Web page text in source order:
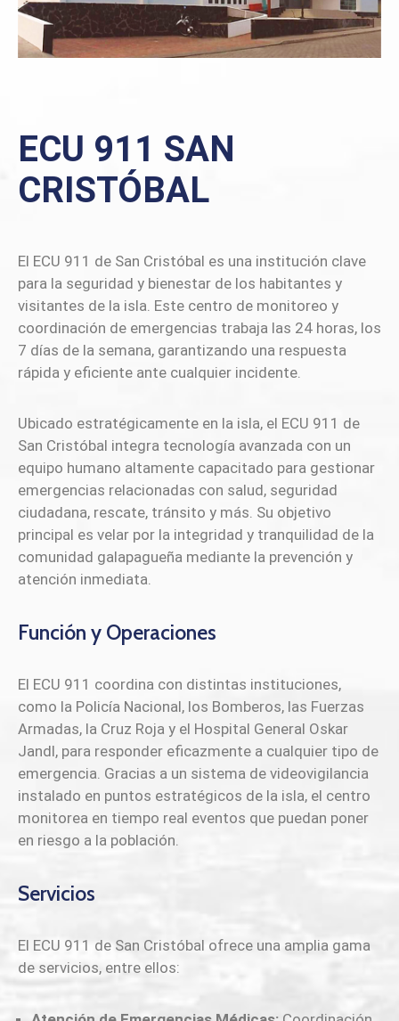
ECU 911 SAN
CRISTÓBAL
El ECU 911 de San Cristóbal es una institución clave
para la seguridad y bienestar de los habitantes y
visitantes de la isla. Este centro de monitoreo y
coordinación de emergencias trabaja las 24 horas, los
7 días de la semana, garantizando una respuesta
rápida y eficiente ante cualquier incidente.
Ubicado estratégicamente en la isla, el ECU 911 de
San Cristóbal integra tecnología avanzada con un
equipo humano altamente capacitado para gestionar
emergencias relacionadas con salud, seguridad
ciudadana, rescate, tránsito y más. Su objetivo
principal es velar por la integridad y tranquilidad de la
comunidad galapagueña mediante la prevención y
atención inmediata.
Función y Operaciones
El ECU 911 coordina con distintas instituciones,
como la Policía Nacional, los Bomberos, las Fuerzas
Armadas, la Cruz Roja y el Hospital General Oskar
Jandl, para responder eficazmente a cualquier tipo de
emergencia. Gracias a un sistema de videovigilancia
instalado en puntos estratégicos de la isla, el centro
monitorea en tiempo real eventos que puedan poner
en riesgo a la población.
Servicios
El ECU 911 de San Cristóbal ofrece una amplia gama
de servicios, entre ellos: